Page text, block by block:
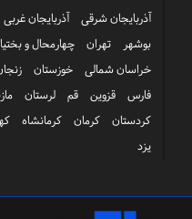
آذربایجان شرقی آذربایجان غربی
بوشهر
تهران چهارمحال و
خراسان شمالی
خوزستان
فارس
قزوین قم لرستان
کردستان
کرمان کرمانشاه
یزد